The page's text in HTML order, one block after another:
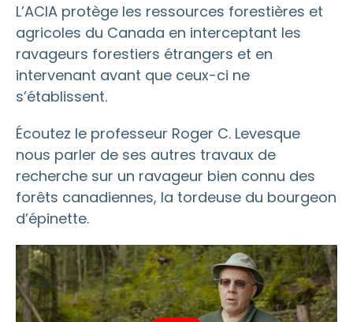
L’ACIA protège les ressources forestières et
agricoles du Canada en interceptant les
ravageurs forestiers étrangers et en
intervenant avant que ceux-ci ne
s’établissent.
Écoutez le professeur Roger C. Levesque
nous parler de ses autres travaux de
recherche sur un ravageur bien connu des
forêts canadiennes, la tordeuse du bourgeon
d’épinette.